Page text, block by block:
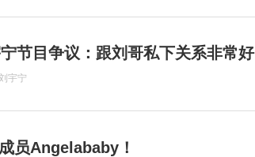
节目争议：跟刘哥私下关系非常好
宇宁
员Angelababy！